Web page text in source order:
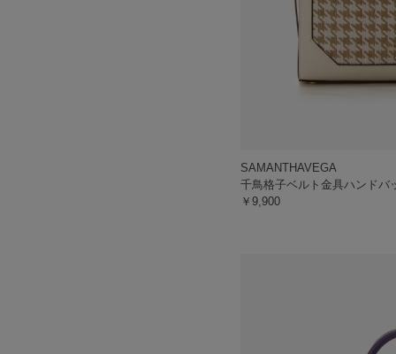
SAMANTHAVEGA
千鳥格子ベルト金具ハンドバ
￥9,900